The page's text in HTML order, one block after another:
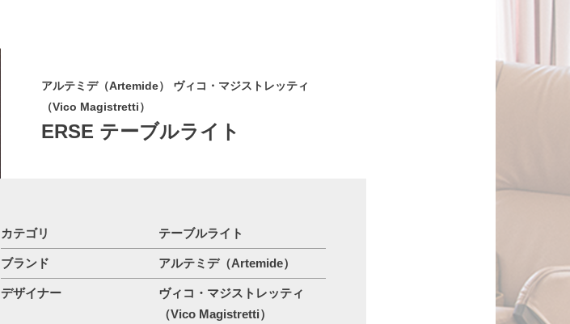
アルテミデ（Artemide） ヴィコ・マジストレッティ
（Vico Magistretti）
ERSE テーブルライト
カテゴリ テーブルライト
ブランド アルテミデ（Artemide）
デザイナー
ヴィコ・マジストレッティ
（Vico Magistretti）